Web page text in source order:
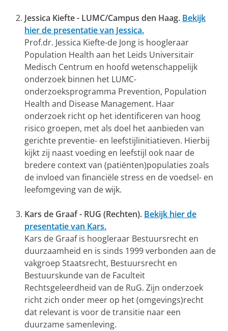
Jessica Kiefte - LUMC/Campus den Haag. Bekijk
hier de presentatie van Jessica.
Prof.dr. Jessica Kiefte-de Jong is hoogleraar
Population Health aan het Leids Universitair
Medisch Centrum en hoofd wetenschappelijk
onderzoek binnen het LUMC-
onderzoeksprogramma Prevention, Population
Health and Disease Management. Haar
onderzoek richt op het identificeren van hoog
risico groepen, met als doel het aanbieden van
gerichte preventie- en leefstijlinitiatieven. Hierbij
kijkt zij naast voeding en leefstijl ook naar de
bredere context van (patiënten)populaties zoals
de invloed van financiële stress en de voedsel- en
leefomgeving van de wijk.
Kars de Graaf - RUG (Rechten). Bekijk hier de
presentatie van Kars.
Kars de Graaf is hoogleraar Bestuursrecht en
duurzaamheid en is sinds 1999 verbonden aan de
vakgroep Staatsrecht, Bestuursrecht en
Bestuurskunde van de Faculteit
Rechtsgeleerdheid van de RuG. Zijn onderzoek
richt zich onder meer op het (omgevings)recht
dat relevant is voor de transitie naar een
duurzame samenleving.